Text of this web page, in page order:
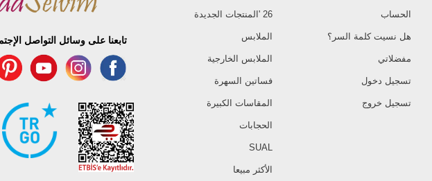
الحساب
هل نسيت كلمة السر؟
مفضلاتي
تسجيل دخول
تسجيل خروج
26 'المنتجات الجديدة
الملابس
الملابس الخارجية
فساتين السهرة
المقاسات الكبيرة
الحجابات
SUAL
الأكثر مبيعا
تابعنا على وسائل التواصل